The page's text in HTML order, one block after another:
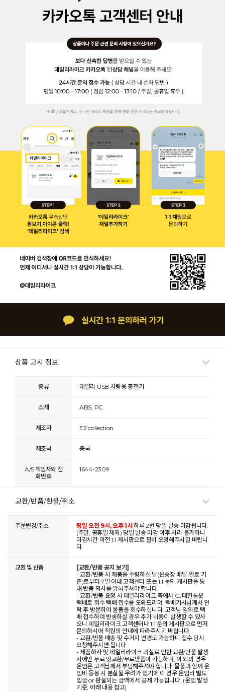
상품 고시 정보
종류 데일리 USB 차량용 충전기
소재 ABS, PC
제조자 E2 collection
제조국 중국
A/S 책임자와 전
화번호
1644-2309
교환/반품/환불/취소
주문변경/취소 평일 오전 9시, 오후 1시하루 2번 당일 발송 마감됩니다.
(주말, 공휴일 제외) 당일 발송 마감 이후 처리 불가하니
마감시간 이전 1:1 게시판으로 필히 요청해주시길 바랍니
다.
교환 및 반품
[교환/반품 공지 보기]
- 교환/반품 시 제품을 수령하신 날(운송장 배달 완료 기
준)로부터 7일 이내 고객센터 또는 1:1 문의 게시판을 통
해 반품 의사를 밝혀주셔야 합니다.
- 교환/반품 요청 시 데일리라이크 측에서 CJ대한통운
택배로 회수 택배 접수를 도와드리며, 택배기사님께서 연
락 후 방문하여 물품을 회수하십니다. 고객님 임의로 택
배 접수하여 반송하실 경우 추가 비용이 발생할 수 있사
오니 데일리라이크 고객센터나 1:1 문의 게시판으로 먼저
문의하시어 직원의 안내에 따라주시기 바랍니다.
- 교환/반품 배송 및 수거지 변경도 가능하니 접수 당시
요청해주시면 됩니다.
- 제품하자 및 데일리라이크 과실로 인한 교환/반품 발생
시에만 무료 맞교환/무료반품이 가능하며, 이 외의 경우
운임은 고객님께서 부담해주셔야 합니다. 물품과 함께 운
임비 동봉 시 분실될 우려가 있기에 이 경우 운임비 별도
입금 or 환불되는 금액에서 공제 가능합니다. (운임 발생
기준, 아래 내용 참고)